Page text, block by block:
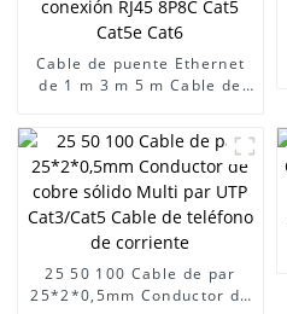
Cable de puente Ethernet
de 1 m 3 m 5 m Cable de
25 50 100 Cable de par
25*2*0,5mm Conductor de